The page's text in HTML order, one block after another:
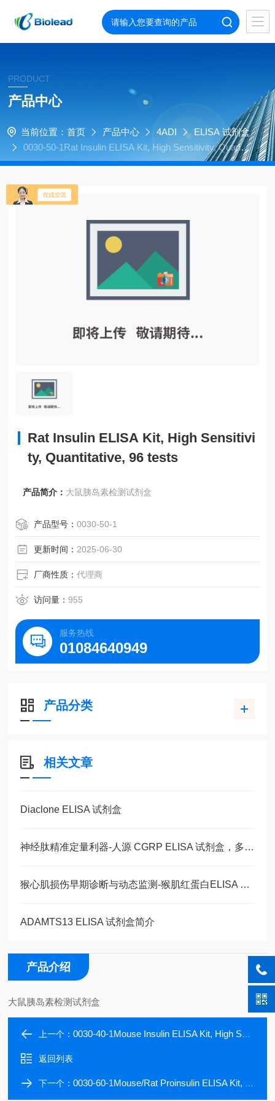
PRODUCT
产品中心
当前位置： 首页 产品中心 4ADI
ELISA 试剂盒
0030-50-1Rat Insulin ELISA Kit, High Sensitivity, Quantit
ative, 96 tests
Rat Insulin ELISA Kit, High Sensitivi
ty, Quantitative, 96 tests
产品简介： 大鼠胰岛素检测试剂盒
产品型号：0030-50-1
更新时间： 2025-06-30
厂商性质：代理商
访问量：955
服务热线
01084640949
产品分类
相关文章
Diaclone ELISA 试剂盒
神经肽精准定量利器-人源 CGRP ELISA 试剂盒，多类型样本直接检测
猴心肌损伤早期诊断与动态监测-猴肌红蛋白ELISA 试剂盒
ADAMTS13 ELISA 试剂盒简介
产品介绍
大鼠胰岛素检测试剂盒
上一个：0030-40-1Mouse Insulin ELISA Kit, High Sensitivity, Quantitative, 96 tests
返回列表
下一个：0030-60-1Mouse/Rat Proinsulin ELISA Kit, High Sensitivity, Quantitative, 96 tests